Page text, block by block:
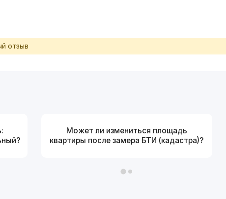
отзыв
Может ли измениться площадь
квартиры после замера БТИ (кадастра)?